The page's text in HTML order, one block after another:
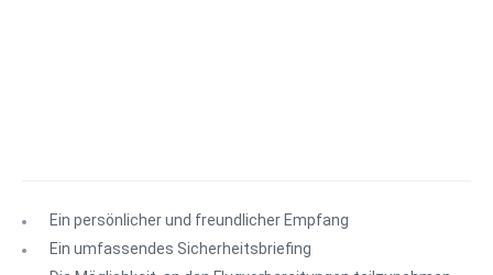
Ein persönlicher und freundlicher Empfang
Ein umfassendes Sicherheitsbriefing